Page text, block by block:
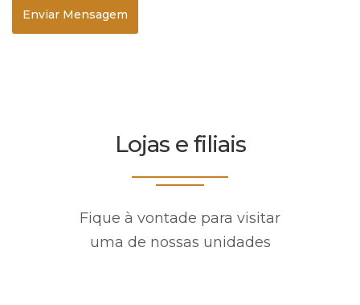
Enviar Mensagem
Lojas e filiais
Fique à vontade para visitar
uma de nossas unidades